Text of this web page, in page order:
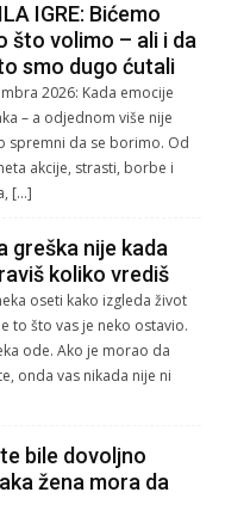
IGRE: Bićemo
što volimo – ali i da
smo dugo ćutali
2026: Kada emocije
– a odjednom više nije
spremni da se borimo. Od
akcije, strasti, borbe i
[…]
greška nije kada
koliko vrediš
oseti kako izgleda život
to što vas je neko ostavio.
ode. Ako je morao da
onda vas nikada nije ni
bile dovoljno
žena mora da